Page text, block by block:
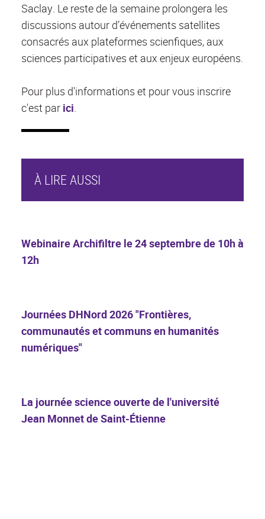
Saclay. Le reste de la semaine prolongera les
discussions autour d’événements satellites
consacrés aux plateformes scienfiques, aux
sciences participatives et aux enjeux européens.
Pour plus d'informations et pour vous inscrire
c'est par ici.
À LIRE AUSSI
Webinaire Archifiltre le 24 septembre de 10h à
12h
Journées DHNord 2026 "Frontières,
communautés et communs en humanités
numériques"
La journée science ouverte de l'université
Jean Monnet de Saint-Étienne